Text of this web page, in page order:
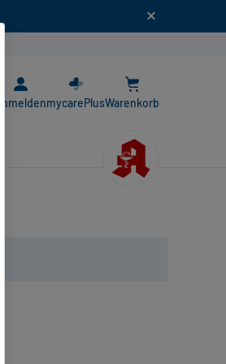
AnmeldenmycarePlusWarenkorb